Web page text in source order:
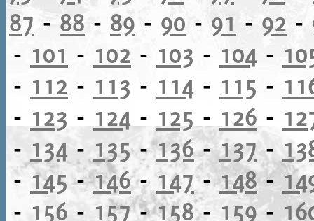
87 - 88 - 89 - 90 - 91 - 92 -
- 101 - 102 - 103 - 104 -
- 112 - 113 - 114 - 115 -
- 123 - 124 - 125 - 126 -
- 134 - 135-136-137-
- 145-146-147-148-
- 156 - 157-158- 159-